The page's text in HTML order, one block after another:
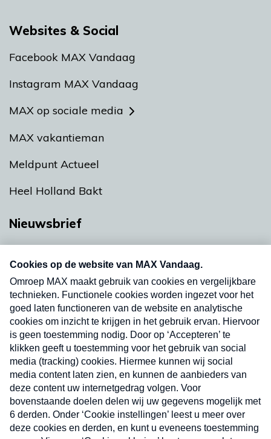
Websites & Social
Facebook MAX Vandaag
Instagram MAX Vandaag
MAX op sociale media
MAX vakantieman
Meldpunt Actueel
Heel Holland Bakt
Nieuwsbrief
nieuwsbrief. Elke vrijdag- en dinsdagochtend in
uw mailbox.
Verzend
Nieuwsbrief